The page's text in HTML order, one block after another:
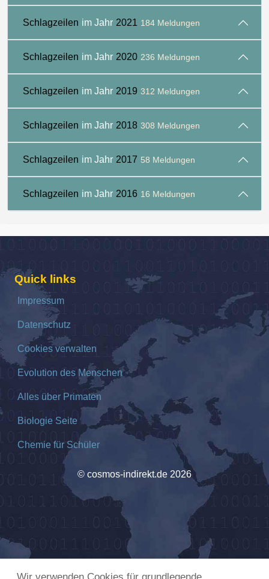
Schlagzeilen im Jahr 2021 184 Meldungen
Schlagzeilen im Jahr 2020 236 Meldungen
Schlagzeilen im Jahr 2019 312 Meldungen
Schlagzeilen im Jahr 2018 308 Meldungen
Schlagzeilen im Jahr 2017 58 Meldungen
Schlagzeilen im Jahr 2016 16 Meldungen
Quick links
Impressum
Datenschutz
Cookies verwalten
Evolution des Menschen
Alles über Primaten
Biologie Seite
Chemie für Schüler
© cosmos-indirekt.de 2026